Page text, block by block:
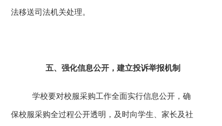
法移送司法机关处理。
五、强化信息公开，建立投诉举报机制
学校要对校服采购工作全面实行信息公开，确
保校服采购全过程公开透明，及时向学生、家长及社